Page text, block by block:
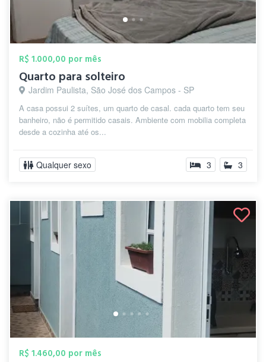
R$ 1.000,00 por mês
Quarto para solteiro
Jardim Paulista, São José dos Campos - SP
A casa possui 2 suítes, um quarto de casal. cada quarto tem seu
banheiro, não é permitido casais. Ambiente com mobilia completa
desde a cozinha até os...
Qualquer sexo 3 3
R$ 1.460,00 por mês